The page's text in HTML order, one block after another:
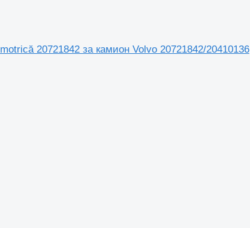
20721842 за камион Volvo 20721842/20410136